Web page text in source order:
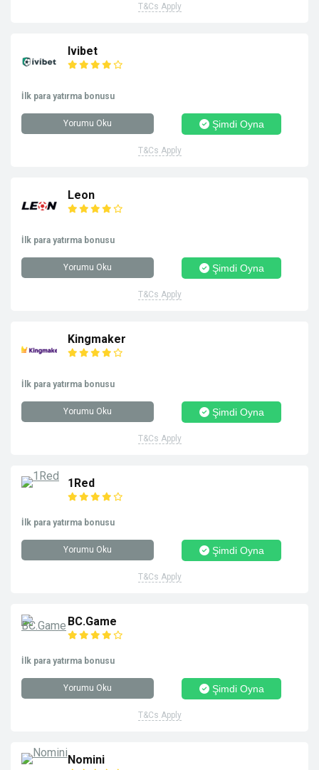
T&Cs Apply
Ivibet
İlk para yatırma bonusu
Yorumu Oku Şimdi Oyna
T&Cs Apply
Leon
İlk para yatırma bonusu
Yorumu Oku Şimdi Oyna
T&Cs Apply
Kingmaker
İlk para yatırma bonusu
Yorumu Oku Şimdi Oyna
T&Cs Apply
1Red
İlk para yatırma bonusu
Yorumu Oku Şimdi Oyna
T&Cs Apply
BC.Game
İlk para yatırma bonusu
Yorumu Oku Şimdi Oyna
T&Cs Apply
Nomini